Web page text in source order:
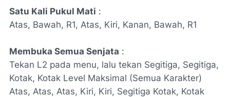
Satu Kali Pukul Mati :
Atas, Bawah, R1, Atas, Kiri, Kanan, Bawah, R1
Membuka Semua Senjata :
Tekan L2 pada menu, lalu tekan Segitiga, Segitiga,
Kotak, Kotak Level Maksimal (Semua Karakter)
Atas, Atas, Atas, Kiri, Kiri, Segitiga Kotak, Kotak